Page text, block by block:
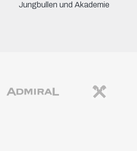
Jungbullen und Akademie